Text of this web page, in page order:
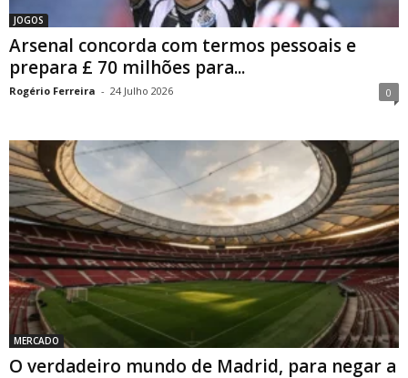
JOGOS
Arsenal concorda com termos pessoais e
prepara £ 70 milhões para...
Rogério Ferreira - 24 Julho 2026 0
MERCADO
O verdadeiro mundo de Madrid, para negar a